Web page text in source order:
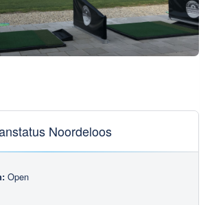
Noordeloos
Open